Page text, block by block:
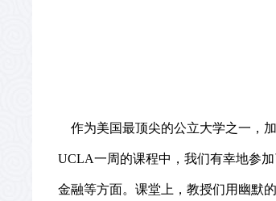
作为美国最顶尖的公立大学之一，
UCLA一周的课程中，我们有幸地参
金融等方面。课堂上，教授们用幽默